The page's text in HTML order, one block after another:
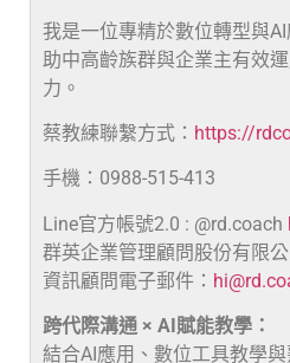
我是一位專精於數位轉型與
助中高齡族群與企業主有效
力。
蔡教練聯繫方式： https://
手機：0988-515-413
Line官方帳號2.0 : @rd.coach
群英企業管理顧問股份有限公
資訊顧問電子郵件：
跨代際溝通 × AI賦能教學：
結合AI應用、數位工具教學